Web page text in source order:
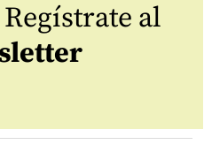
Regístrate al